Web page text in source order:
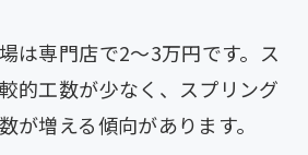
は専門店で2〜3万円です。ス
的工数が少なく、スプリング
が増える傾向があります。